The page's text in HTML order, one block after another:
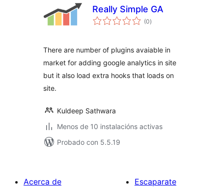
Really Simple GA
(0valoracións
totais
)
There are number of plugins avaiable in
market for adding google analytics in site
but it also load extra hooks that loads on
site.
Kuldeep Sathwara
Menos de 10 instalacións activas
Probado con 5.5.19
Acerca de
Escaparate